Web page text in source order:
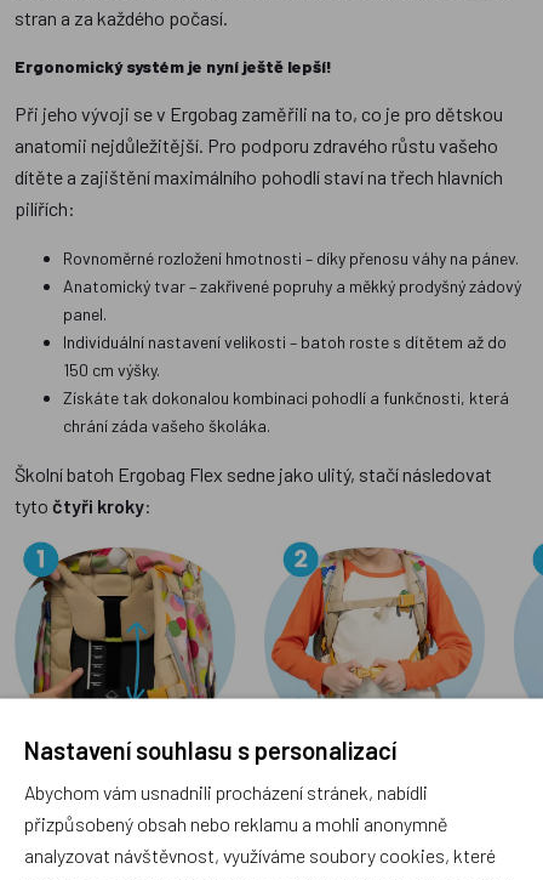
stran a za každého počasí.
Ergonomický systém je nyní ještě lepší!
Při jeho vývoji se v Ergobag zaměřili na to, co je pro dětskou
anatomii nejdůležitější. Pro podporu zdravého růstu vašeho
dítěte a zajištění maximálního pohodlí staví na třech hlavních
pilířích:
Rovnoměrné rozložení hmotnosti – díky přenosu váhy na pánev.
Anatomický tvar – zakřivené popruhy a měkký prodyšný zádový
panel.
Individuální nastavení velikosti – batoh roste s dítětem až do
150 cm výšky.
Získáte tak dokonalou kombinaci pohodlí a funkčnosti, která
chrání záda vašeho školáka.
Školní batoh Ergobag Flex sedne jako ulitý, stačí následovat
tyto čtyři kroky:
odpovídaly výšce vašeho dítěte. Nastavovací stupnice berte
jen jako vodítko, důležité je, aby to bylo pohodlné pro vašeho
školáka.
Nastavení souhlasu s personalizací
Abychom vám usnadnili procházení stránek, nabídli
přizpůsobený obsah nebo reklamu a mohli anonymně
analyzovat návštěvnost, využíváme soubory cookies, které